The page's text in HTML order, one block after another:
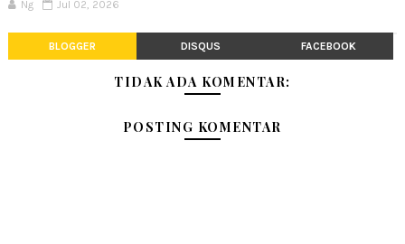
Ng Jul 02, 2026
BLOGGER DISQUS FACEBOOK
TIDAK ADA KOMENTAR:
POSTING KOMENTAR